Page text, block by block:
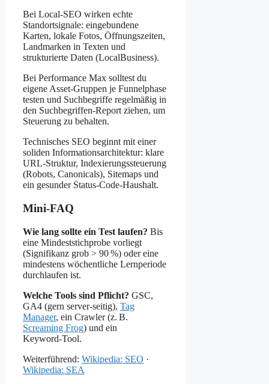
Bei Local-SEO wirken echte
Standortsignale: eingebundene
Karten, lokale Fotos, Öffnungszeiten,
Landmarken in Texten und
strukturierte Daten (LocalBusiness).
Bei Performance Max solltest du
eigene Asset-Gruppen je Funnelphase
testen und Suchbegriffe regelmäßig in
den Suchbegriffen-Report ziehen, um
Steuerung zu behalten.
Technisches SEO beginnt mit einer
soliden Informationsarchitektur: klare
URL-Struktur, Indexierungssteuerung
(Robots, Canonicals), Sitemaps und
ein gesunder Status-Code-Haushalt.
Mini‑FAQ
Wie lang sollte ein Test laufen? Bis
eine Mindeststichprobe vorliegt
(Signifikanz grob > 90 %) oder eine
mindestens wöchentliche Lernperiode
durchlaufen ist.
Welche Tools sind Pflicht? GSC,
GA4 (gern server‑seitig), Tag
Manager, ein Crawler (z. B.
Screaming Frog) und ein
Keyword‑Tool.
Weiterführend: Wikipedia: SEO ·
Wikipedia: SEA